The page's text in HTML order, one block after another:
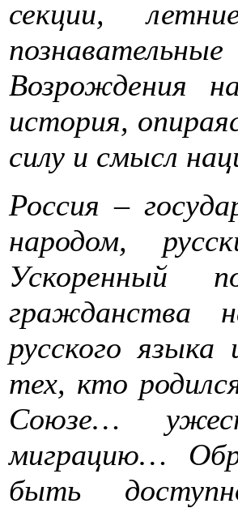
секции,
Возрождения
история,
силу и смысл
Россия –
народом,
Ускоренный
гражданства
русского
тех, кто
Союзе…
миграцию…
быть